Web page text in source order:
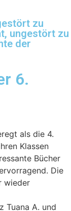
zu
ungestört zu
der
6.
als die 4.
Klassen
Bücher
Die
wieder
Tuana A. und